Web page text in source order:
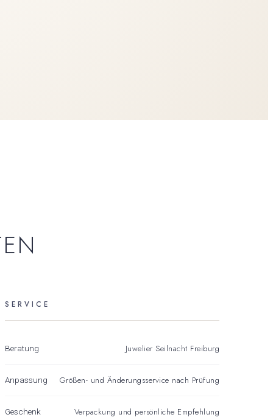
SERVICE
Beratung Juwelier Seilnacht Freiburg
Anpassung Größen- und Änderungsservice nach Prüfung
Geschenk Verpackung und persönliche Empfehlung